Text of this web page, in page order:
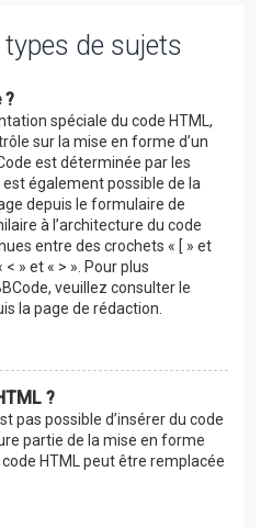
de sujets
?
spéciale du code HTML,
sur la mise en forme d’un
est déterminée par les
également possible de la
depuis le formulaire de
à l’architecture du code
entre des crochets « [ » et
» et « > ». Pour plus
veuillez consulter le
la page de rédaction.
?
pas possible d’insérer du code
partie de la mise en forme
HTML peut être remplacée